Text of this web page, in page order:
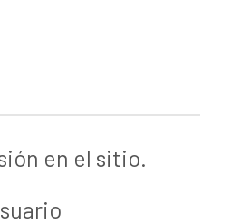
en el sitio.